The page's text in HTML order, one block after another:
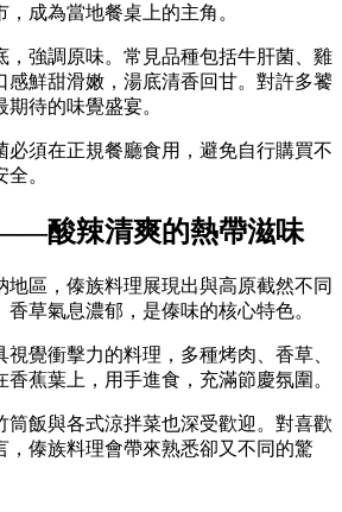
成為當地餐桌上的主角。
，強調原味。常見品種包括牛肝菌、雞
感鮮甜滑嫩，湯底清香回甘。對許多饕
待的味覺盛宴。
必須在正規餐廳食用，避免自行購買不
。
酸辣清爽的熱帶滋味
地區，傣族料理展現出與高原截然不同
草氣息濃郁，是傣味的核心特色。
覺衝擊力的料理，多種烤肉、香草、
蕉葉上，用手進食，充滿節慶氛圍。
筒飯與各式涼拌菜也深受歡迎。對喜歡
，傣族料理會帶來熟悉卻又不同的驚